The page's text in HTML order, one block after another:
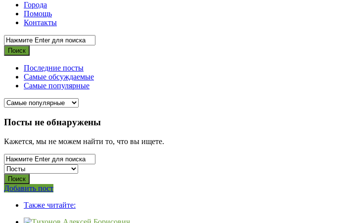
Города
Помощь
Контакты
Последние посты
Самые обсуждаемые
Самые популярные
СВО
Списки
погибших
2022-
2026,
Новости
СВО
Последний
Посты не обнаружены
Кажется, мы не можем найти то, что вы ищете.
Боковая
Добавить пост
120x600Также читайте: